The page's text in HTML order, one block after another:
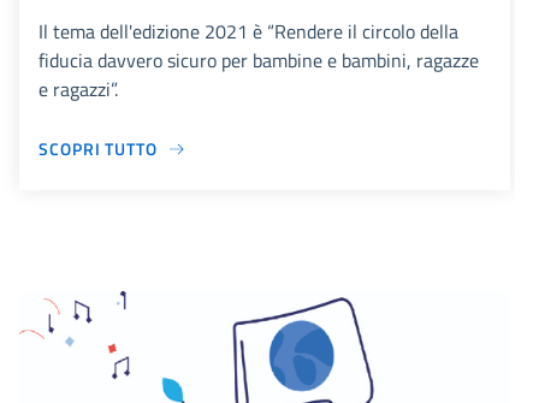
Il tema dell'edizione 2021 è “Rendere il circolo della
fiducia davvero sicuro per bambine e bambini, ragazze
e ragazzi”.
SCOPRI TUTTO